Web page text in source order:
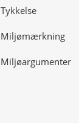
Tykkelse
Miljømærkning
Miljøargumenter